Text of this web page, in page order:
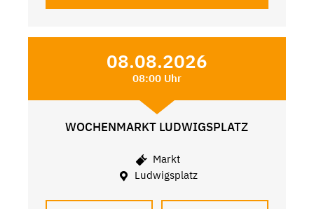
08.08.2026
08:00 Uhr
WOCHENMARKT LUDWIGSPLATZ
Markt
Ludwigsplatz